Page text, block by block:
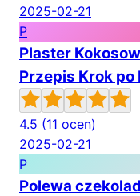
2025-02-21
P
Plaster
Przepis Krok po
4.5 (11 ocen)
2025-02-21
P
Polewa